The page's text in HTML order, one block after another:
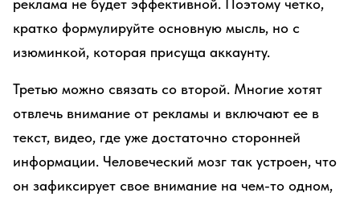
реклама не будет эффективной. Поэтому четко,
кратко формулируйте основную мысль, но с
изюминкой, которая присуща аккаунту.
Третью можно связать со второй. Многие хотят
отвлечь внимание от рекламы и включают ее в
текст, видео, где уже достаточно сторонней
информации. Человеческий мозг так устроен, что
он зафиксирует свое внимание на чем-то одном,